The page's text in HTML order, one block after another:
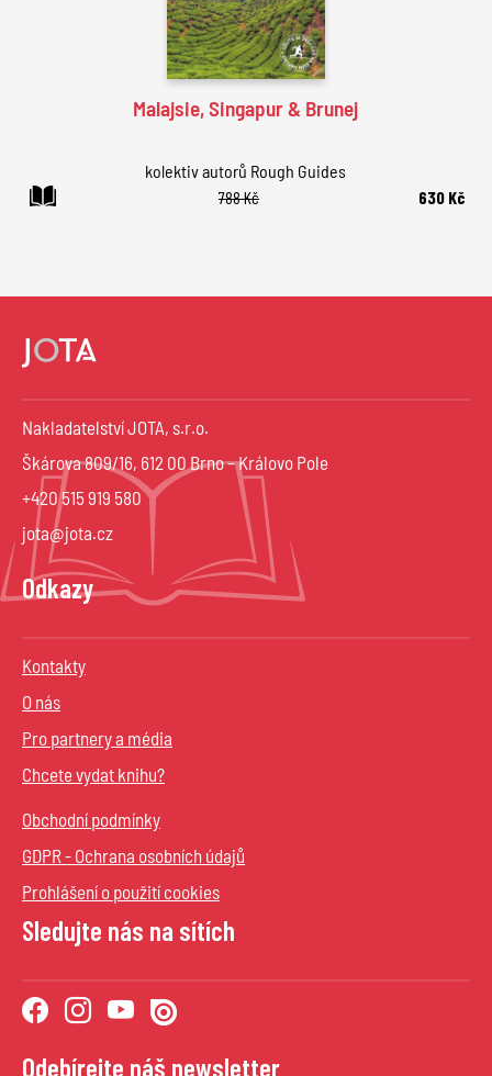
Malajsie, Singapur & Brunej
kolektiv autorů Rough Guides
788 Kč
630 Kč
Nakladatelství JOTA, s.r.o.
Škárova 809/16, 612 00 Brno – Královo Pole
+420 515 919 580
jota@jota.cz
Odkazy
Kontakty
O nás
Pro partnery a média
Chcete vydat knihu?
Obchodní podmínky
GDPR - Ochrana osobních údajů
Prohlášení o použití cookies
Sledujte nás na sítích
Odebírejte náš newsletter